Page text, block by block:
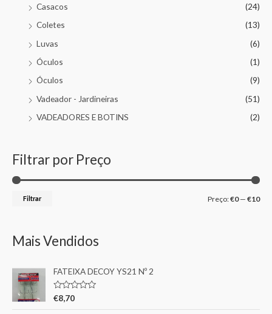
Casacos
(24)
Coletes
(13)
Luvas
(6)
Óculos
(1)
Óculos
(9)
Vadeador - Jardineiras
(51)
VADEADORES E BOTINS
(2)
Filtrar por Preço
Filtrar Preço:€0— €10
Mais Vendidos
FATEIXA DECOY YS21 Nº 2
A
€8,70